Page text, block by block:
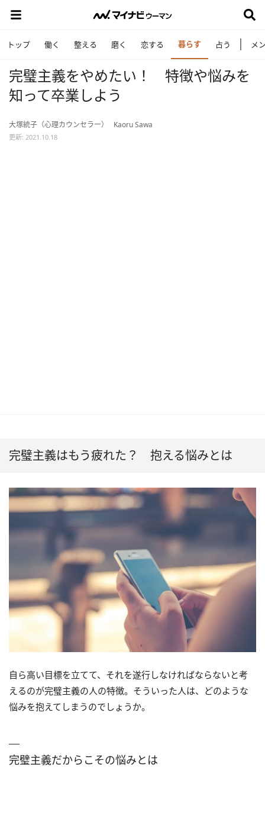
トップ 働く 整える 磨く 恋する 暮らす 占う メ
完璧主義をやめたい！ 特徴や悩みを
知って卒業しよう
大塚統子（心理カウンセラー） Kaoru Sawa
更新: 2021.10.18
完璧主義はもう疲れた？ 抱える悩みとは
自ら高い目標を立てて、それを遂行しなければならないと考
えるのが完璧主義の人の特徴。そういった人は、どのような
悩みを抱えてしまうのでしょうか。
完璧主義だからこその悩みとは